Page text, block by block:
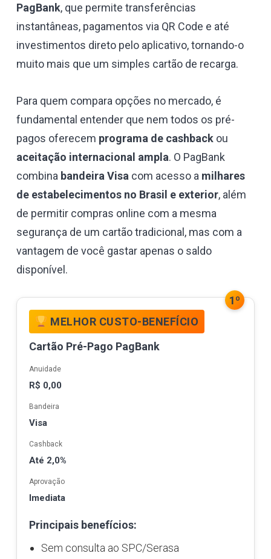
PagBank, que permite transferências
instantâneas, pagamentos via QR Code e até
investimentos direto pelo aplicativo, tornando-o
muito mais que um simples cartão de recarga.
Para quem compara opções no mercado, é
fundamental entender que nem todos os pré-
pagos oferecem programa de cashback ou
aceitação internacional ampla. O PagBank
combina bandeira Visa com acesso a milhares
de estabelecimentos no Brasil e exterior, além
de permitir compras online com a mesma
segurança de um cartão tradicional, mas com a
vantagem de você gastar apenas o saldo
disponível.
1º
MELHOR CUSTO-BENEFÍCIO
Cartão Pré-Pago PagBank
Anuidade
R$ 0,00
Bandeira
Visa
Cashback
Até 2,0%
Aprovação
Imediata
Principais benefícios:
Sem consulta ao SPC/Serasa